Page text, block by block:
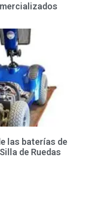
las baterías de
de Ruedas